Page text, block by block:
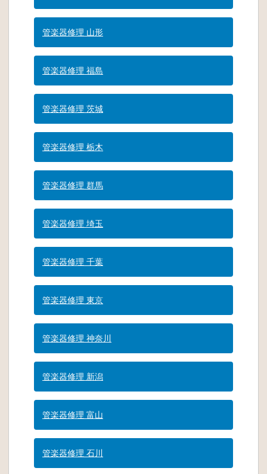
管楽器修理 山形
管楽器修理 福島
管楽器修理 茨城
管楽器修理 栃木
管楽器修理 群馬
管楽器修理 埼玉
管楽器修理 千葉
管楽器修理 東京
管楽器修理 神奈川
管楽器修理 新潟
管楽器修理 富山
管楽器修理 石川